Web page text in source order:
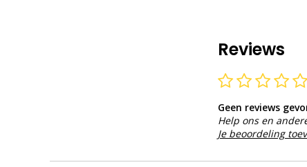
Reviews
Geen reviews
Help ons en
Je beoordeling